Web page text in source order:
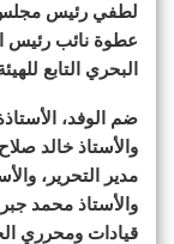
لطفي رئيس مجلس
عطوة نائب رئيس
البحري التابع
ضم الوفد،
والأستاذ خالد
مدير التحرير،
والأستاذ محمد
قيادات ومحرري